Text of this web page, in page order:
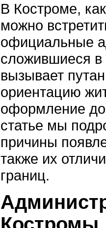
В Костроме,
можно
официальные
сложившиеся в
вызывает
ориентацию
оформление
статье мы
причины
также их
границ.